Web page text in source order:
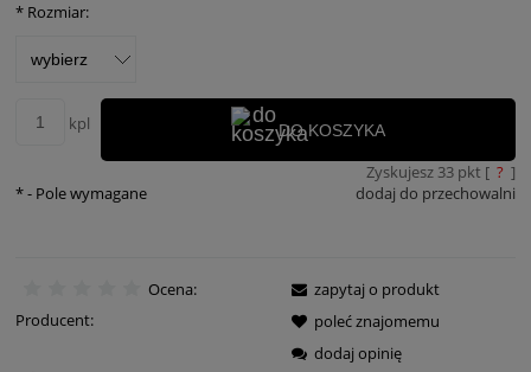
* Rozmiar:
kpl DO KOSZYKA
Zyskujesz 33pkt [ ? ]
dodaj do przechowalni
*- Pole wymagane
Ocena:
Producent:
zapytaj o produkt
poleć znajomemu
dodaj opinię